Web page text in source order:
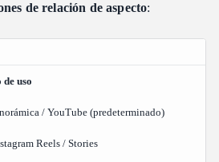
de relación de aspecto:
uso
/ YouTube (predeterminado)
Reels / Stories